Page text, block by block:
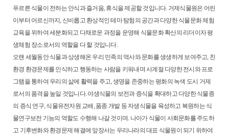
푸르른 식물이 전하는 안식과 즐거움, 휴식을 제공할 것입니다. 거제식물원은 어린
이부터 어르신까지, 신비롭고 환상적인 테마 탐험의 공간과 다양한 식물문화 체험
교육을 위하여 세분화되고 다채로운 과정을 운영해 식물문화 확산의 리더이자 평
생체험 장소로서의 역할을 다 할 것입니다.
오랜 세월동안 식물과 상생해온 우리 민족의 역사와 문화를 생생하게 보여주고, 친
환경 환경문제를 인식하고 행동하는 사람을 키워내며 사계절 다양한 전시와 프로
그램을 통하여 우리의 삶에 활력을 주고, 생명을 존중하는 평화의 녹색 도시 거제
로서의 품격을 높일 것입니다. 야생식물의 보전과 증식을 확대하고 다양한 식물종
의 증식 연구, 식물유전자원 교배, 품종 개발 등 자생식물을 육성하고 복원하는 식
물연구보전 기능의 역할도 수행해 나갈 것이며. 나아가 식물이 사회문화를 주도하
고 기후변화와 환경문제 해결에 앞장서는 우리나라의 대표 식물원이 되기 위하여